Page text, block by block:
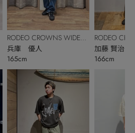
RODEO CROWNS WIDE
BOWL
兵庫 優人
165cm
RODEO
BOWL
加藤 賢治
166cm